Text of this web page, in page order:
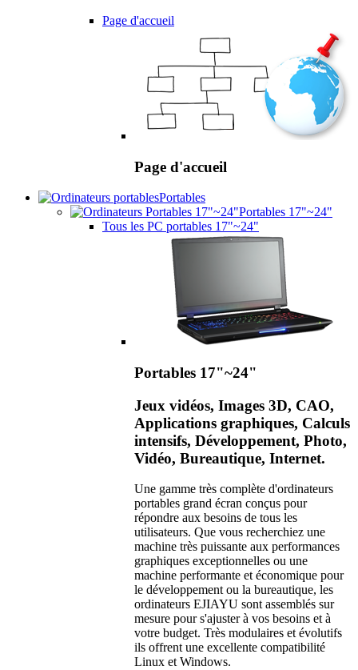
Page d'accueil
Page d'accueil
Portables
Portables 17"~24"
Tous les PC portables 17"~24"
Portables 17"~24"
Jeux vidéos, Images 3D, CAO,
Applications graphiques, Calculs
intensifs, Développement, Photo,
Vidéo, Bureautique, Internet.
Une gamme très complète d'ordinateurs
portables grand écran conçus pour
répondre aux besoins de tous les
utilisateurs. Que vous recherchiez une
machine très puissante aux performances
graphiques exceptionnelles ou une
machine performante et économique pour
le développement ou la bureautique, les
ordinateurs EJIAYU sont assemblés sur
mesure pour s'ajuster à vos besoins et à
votre budget. Très modulaires et évolutifs
ils offrent une excellente compatibilité
Linux et Windows.